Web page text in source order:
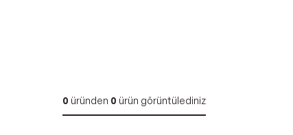
0 üründen 0 ürün görüntülediniz